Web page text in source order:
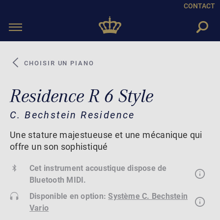
CONTACT
Toggle
CHOISIR UN PIANO
Residence R 6 Style
C. Bechstein Residence
Une stature majestueuse et une mécanique qui
offre un son sophistiqué
Cet instrument acoustique dispose de
Bluetooth MIDI.
Disponible en option:Système C. Bechstein
Vario